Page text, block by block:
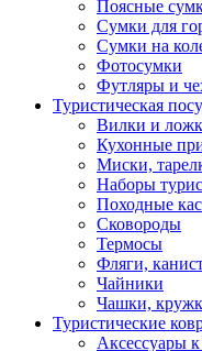
Поясные
Сумки для
Сумки на
Фотосумки
Футляры и
Туристическая
Вилки и
Кухонные
Миски,
Наборы
Походные
Сковороды
Термосы
Фляги,
Чайники
Чашки,
Туристические
Аксессуары